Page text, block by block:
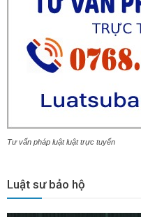
Tư vấn pháp luật luật trực tuyến
Luật sư bảo hộ